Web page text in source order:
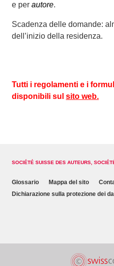
e per autore.
Scadenza delle domande:
dell’inizio della residenza.
Tutti i regolamenti e i
disponibili sul sito web.
SOCIÉTÉ SUISSE DES AUTEURS,
Glossario Mappa del sito
Dichiarazione sulla protezione dei